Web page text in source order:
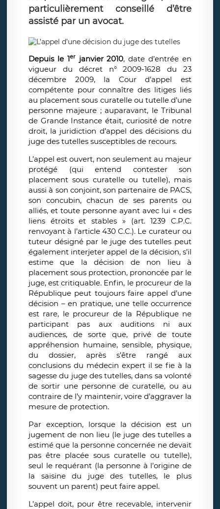
particulièrement conseillé d’être
assisté par un avocat.
Depuis le 1erjanvier 2010, date d’entrée en
vigueur du décret n° 2009-1628 du 23
décembre 2009, la Cour d’appel est
compétente pour connaître des litiges liés
au placement sous curatelle ou tutelle d’une
personne majeure ; auparavant, le Tribunal
de Grande Instance était, curiosité de notre
droit, la juridiction d’appel des décisions du
juge des tutelles susceptibles de recours.
L’appel est ouvert, non seulement au majeur
protégé (qui entend contester son
placement sous curatelle ou tutelle), mais
aussi à son conjoint, son partenaire de PACS,
son concubin, chacun de ses parents ou
alliés, et toute personne ayant avec lui « des
liens étroits et stables » (art. 1239 C.P.C.
renvoyant à l’article 430 C.C.). Le curateur ou
tuteur désigné par le juge des tutelles peut
également interjeter appel de la décision, s’il
estime que la décision de non lieu à
placement sous protection, prononcée par le
juge, est critiquable. Enfin, le procureur de la
République peut toujours faire appel d’une
décision – en pratique, une telle occurrence
est rare, le procureur de la République ne
participant pas aux auditions ni aux
audiences, de sorte que, privé de toute
appréhension humaine, sensible, physique,
du dossier, après s’être rangé aux
conclusions du médecin expert il se fie à la
sagesse du juge des tutelles, dans sa volonté
de sortir une personne de curatelle, ou au
contraire de l’y maintenir, voire d’aggraver la
mesure de protection.
Par exception, lorsque la décision est un
jugement de non lieu (le juge des tutelles a
estimé que la personne concernée ne devait
pas être placée sous curatelle ou tutelle),
seul le requérant (la personne à l’origine de
la saisine du juge des tutelles, le plus
souvent un parent) peut faire appel.
L’appel doit, pour être recevable, intervenir